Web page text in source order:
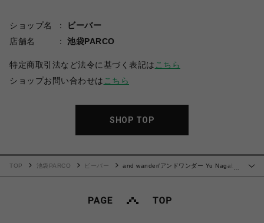
ショップ名
ビーバー
店舗名
池袋PARCO
特定商取引法など法令に基づく表記は こちら
ショップお問い合わせは こちら
SHOP TOP
TOP 池袋PARCO ビーバー
and wander/アンドワンダー Yu Nagaba